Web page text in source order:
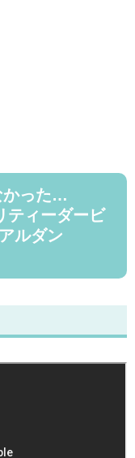
かった…
ティーダービ
ルダン